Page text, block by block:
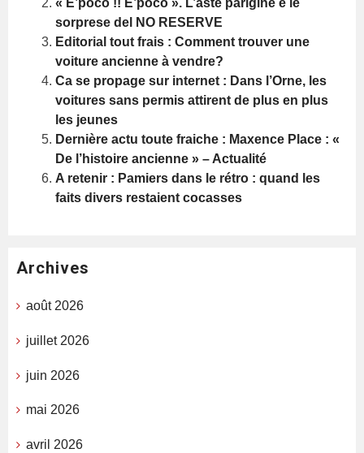
« E’poco !! E’poco ». L’aste parigine e le
sorprese del NO RESERVE
Editorial tout frais : Comment trouver une
voiture ancienne à vendre?
Ca se propage sur internet : Dans l’Orne, les
voitures sans permis attirent de plus en plus
les jeunes
Dernière actu toute fraiche : Maxence Place : «
De l’histoire ancienne » – Actualité
A retenir : Pamiers dans le rétro : quand les
faits divers restaient cocasses
Archives
août 2026
juillet 2026
juin 2026
mai 2026
avril 2026